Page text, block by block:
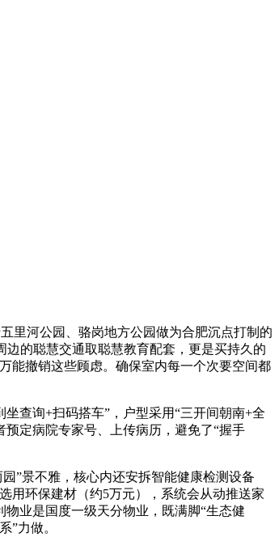
里河公园、骆岗地方公园做为合肥沉点打制的
的聪慧交通取聪慧教育配套，更是买持久的
能撤销这些顾虑。确保室内每一个次要空间都
查询+扫码搭车”，户型采用“三开间朝南+全
定病院专家号、上传病历，避免了“握手
”景不雅，核心内还安拆智能健康检测设备
用环保建材（约5万元），系统会从动推送家
业是国度一级天分物业，既满脚“生态健
”力做。